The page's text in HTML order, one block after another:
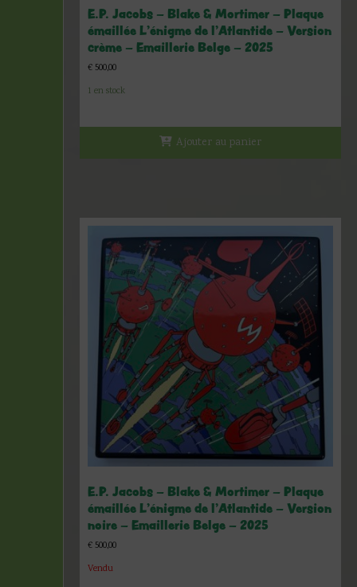
E.P. Jacobs – Blake & Mortimer – Plaque
émaillée L’énigme de l’Atlantide – Version
crème – Emaillerie Belge – 2025
€ 500,00
1 en stock
Ajouter au panier
E.P. Jacobs – Blake & Mortimer – Plaque
émaillée L’énigme de l’Atlantide – Version
noire – Emaillerie Belge – 2025
€ 500,00
Vendu